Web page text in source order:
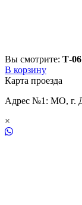
Вы смотрите: Т-
В корзину
Карта проезда
Адрес №1: МО, г.
×